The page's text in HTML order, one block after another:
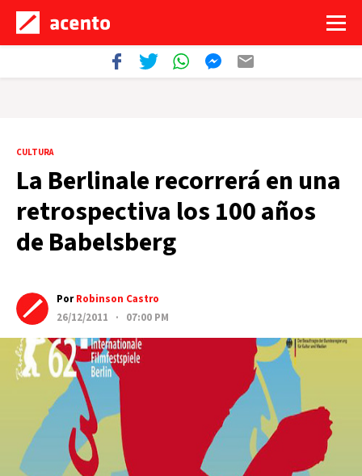
CULTURA
La Berlinale recorrerá en una
retrospectiva los 100 años
de Babelsberg
PorRobinson Castro
26/12/2011 · 07:00 PM